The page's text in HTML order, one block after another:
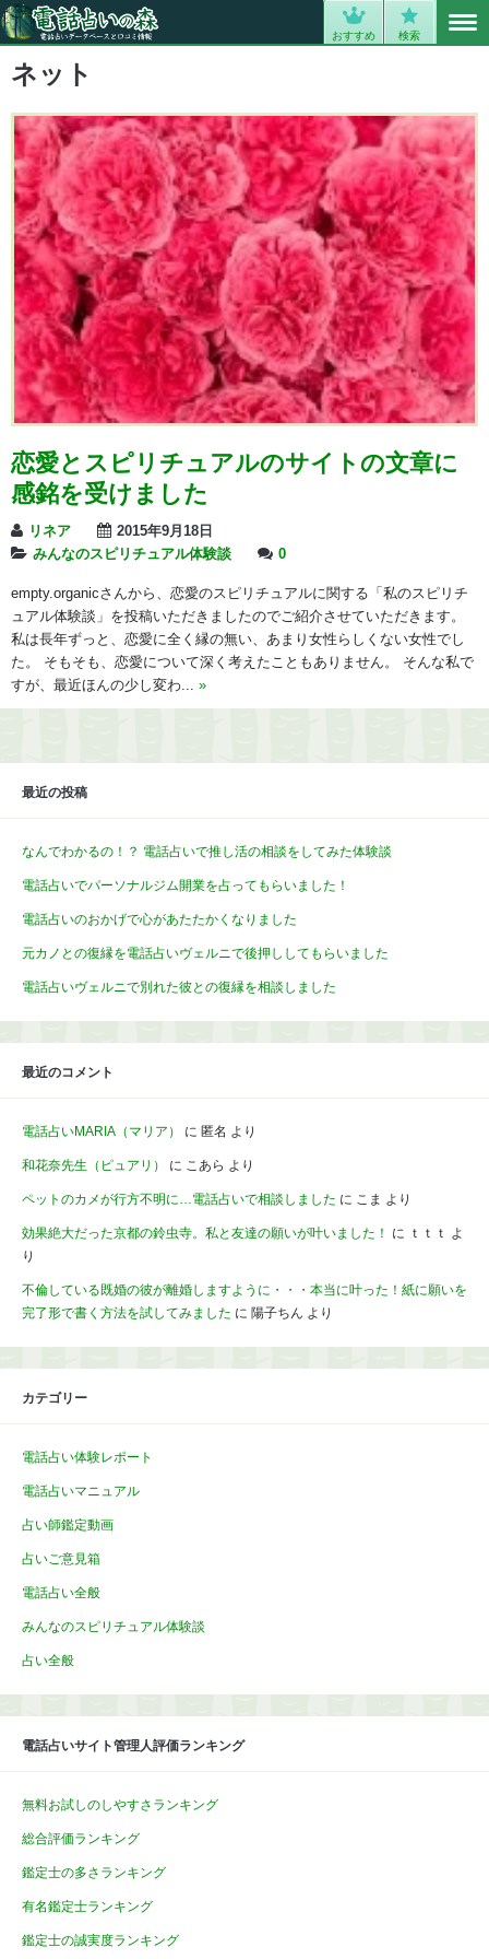
おすすめ 検索
ネット
恋愛とスピリチュアルのサイトの文章に
感銘を受けました
リネア
2015年9月18日
みんなのスピリチュアル体験談
0
empty.organicさんから、恋愛のスピリチュアルに関する「私のスピリチ
ュアル体験談」を投稿いただきましたのでご紹介させていただきます。
私は長年ずっと、恋愛に全く縁の無い、あまり女性らしくない女性でし
た。 そもそも、恋愛について深く考えたこともありません。 そんな私で
すが、最近ほんの少し変わ... »
最近の投稿
なんでわかるの！？ 電話占いで推し活の相談をしてみた体験談
電話占いでパーソナルジム開業を占ってもらいました！
電話占いのおかげで心があたたかくなりました
元カノとの復縁を電話占いヴェルニで後押ししてもらいました
電話占いヴェルニで別れた彼との復縁を相談しました
最近のコメント
電話占いMARIA（マリア） に 匿名 より
和花奈先生（ピュアリ） に こあら より
ペットのカメが行方不明に…電話占いで相談しました に こま より
効果絶大だった京都の鈴虫寺。私と友達の願いが叶いました！ に ｔｔｔ よ
り
不倫している既婚の彼が離婚しますように・・・本当に叶った！紙に願いを
完了形で書く方法を試してみました に 陽子ちん より
カテゴリー
電話占い体験レポート
電話占いマニュアル
占い師鑑定動画
占いご意見箱
電話占い全般
みんなのスピリチュアル体験談
占い全般
電話占いサイト管理人評価ランキング
無料お試しのしやすさランキング
総合評価ランキング
鑑定士の多さランキング
有名鑑定士ランキング
鑑定士の誠実度ランキング